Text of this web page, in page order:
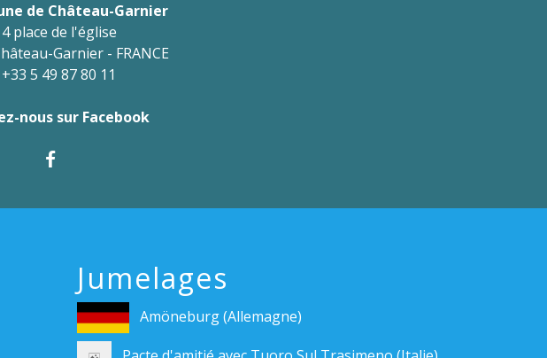
de Château-Garnier
4 place de l'église
Garnier - FRANCE
+33 5 49 87 80 11
nous sur Facebook
Jumelages
Amöneburg (Allemagne)